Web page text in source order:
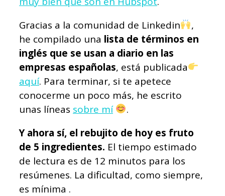
Gracias a la comunidad de Linkedin
,
he compilado una lista de términos en
inglés que se usan a diario en las
empresas españolas, está publicada
aquí. Para terminar, si te apetece
conocerme un poco más, he escrito
unas líneas sobre mí
.
Y ahora sí, el rebujito de hoy es fruto
de 5 ingredientes. El tiempo estimado
de lectura es de 12 minutos para los
resúmenes. La dificultad, como siempre,
es mínima .